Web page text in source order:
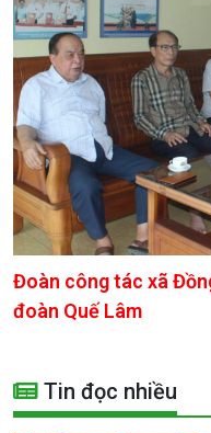
Đoàn công tác xã
đoàn Quế Lâm
Tin đọc nhiều